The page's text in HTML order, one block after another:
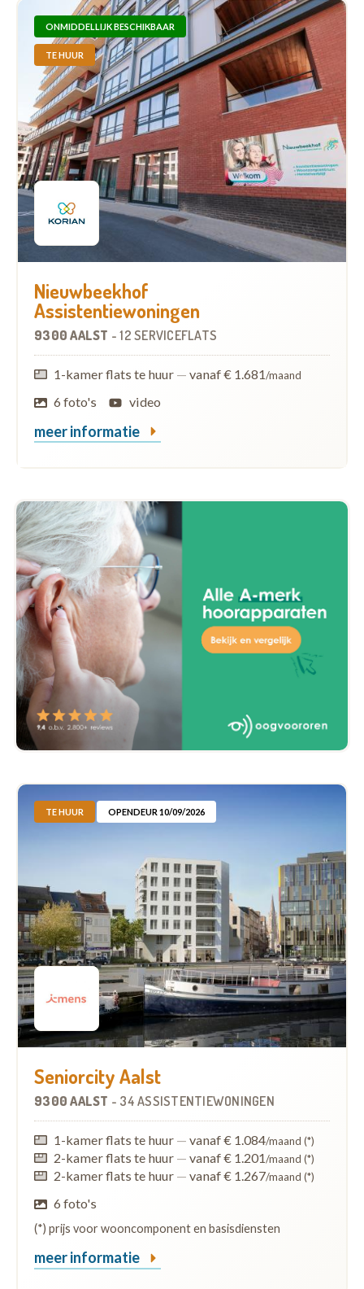
ONMIDDELLIJK BESCHIKBAAR
TE HUUR
Nieuwbeekhof
Assistentiewoningen
9300 AALST -12 SERVICEFLATS
1-kamer flats te huur — vanaf € 1.681/maand
6 foto's video
meer informatie
TE HUUR OPENDEUR 10/09/2026
Seniorcity Aalst
9300 AALST - 34 ASSISTENTIEWONINGEN
1-kamer flats te huur — vanaf € 1.084/maand (*)
2-kamer flats te huur — vanaf € 1.201/maand (*)
2-kamer flats te huur — vanaf € 1.267/maand (*)
6 foto's
(*) prijs voor wooncomponent en basisdiensten
meer informatie